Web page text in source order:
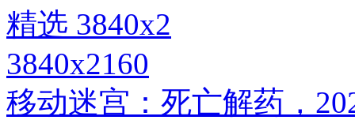
3840x2160
移动迷宫：死亡解药，